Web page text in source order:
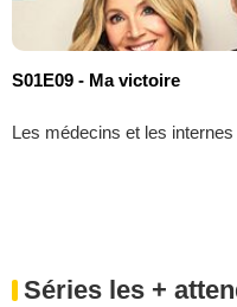
S01E09 - Ma victoire
Les médecins et les
Séries les +